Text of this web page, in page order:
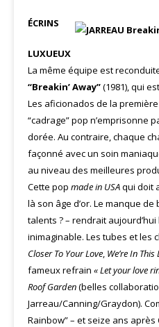
ÉCRINS
LUXUEUX
La même équipe est
“Breakin’ Away”(1981), qui
Les aficionados de la
“cadrage” pop n’emprisonne
dorée. Au contraire, chaque
façonné avec un soin
au niveau des meilleures
Cette pop made in USAqui doit
là son âge d’or. Le manque
talents ? – rendrait
inimaginable. Les tubes et les
Closer To Your Love, We’re In
fameux refrain « Let your love
Roof Garden(belles
Jarreau/Canning/Graydon).
Rainbow” – et seize ans